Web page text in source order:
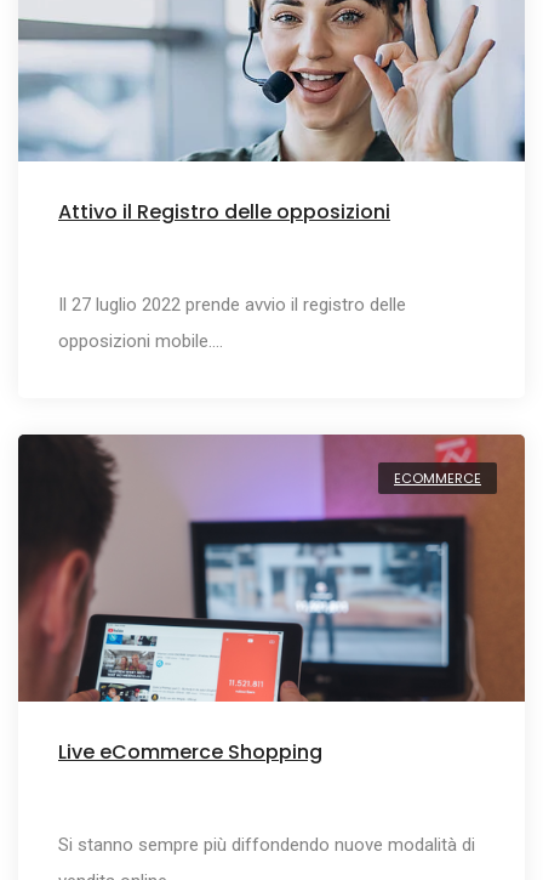
Attivo il Registro delle opposizioni
Il 27 luglio 2022 prende avvio il registro delle
opposizioni mobile.…
ECOMMERCE
Live eCommerce Shopping
Si stanno sempre più diffondendo nuove modalità di